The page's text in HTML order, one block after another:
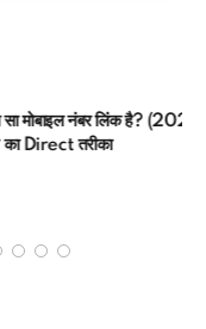
नंबर लिंक है? (2026)
तरीका